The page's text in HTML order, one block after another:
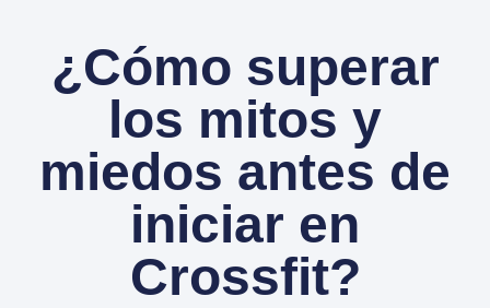
¿Cómo superar
los mitos y
miedos antes de
iniciar en
Crossfit?